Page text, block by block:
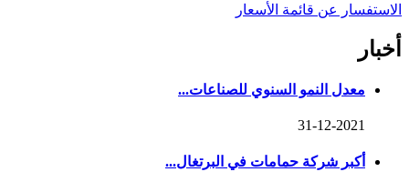
الاستفسار عن قائمة الأسعار
أخبار
معدل النمو السنوي للصناعات...
31-12-2021
أكبر شركة حمامات في البرتغال...